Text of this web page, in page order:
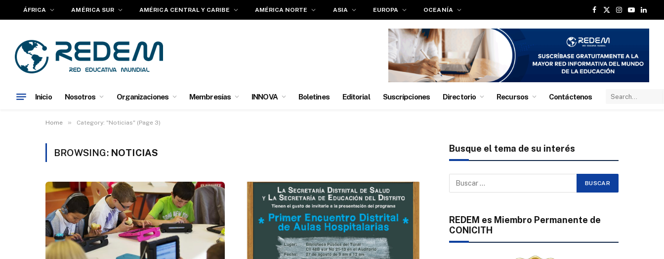
ÁFRICA AMÉRICA SUR AMÉRICA CENTRAL Y CARIBE AMÉRICA NORTE ASIA EUROPA OCEANÍA
Facebook
X
Instagram
YouTube
Inicio Nosotros Organizaciones Membresías INNOVA Boletines Editorial Suscrípciones Directorio Recursos Contáctenos
Home » Category: "Noticias" (Page 3)
BROWSING: NOTICIAS Busque el tema de su interés
REDEM es Miembro Permanente de
CONICITH